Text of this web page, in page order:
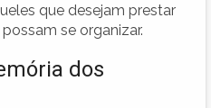
que desejam prestar
se organizar.
dos